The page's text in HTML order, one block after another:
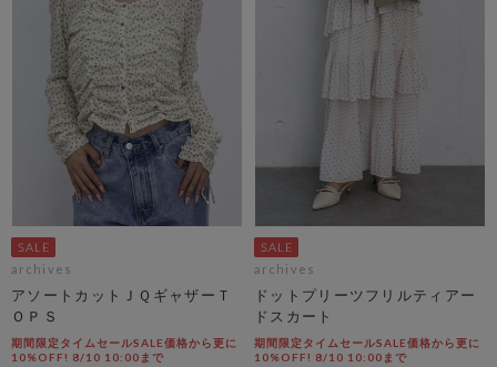
archives
アソートカットＪＱギャザーＴ
ＯＰＳ
期間限定タイムセールSALE価格から更に
10%OFF! 8/10 10:00まで
archives
ドットプリーツフリルティアー
ドスカート
期間限定タイムセールSALE価格から更に
10%OFF! 8/10 10:00まで